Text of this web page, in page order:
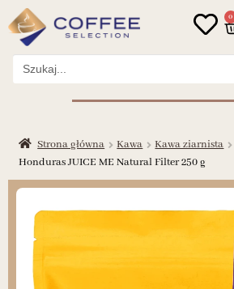
0
Search
for:
Strona główna Kawa Kawa ziarnista
Honduras JUICE ME Natural Filter 250 g